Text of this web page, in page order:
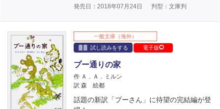
発売日：2018年07月24日
判型：文庫判
一般文庫（海外）
試し読みをする
電子版
プー通りの家
作 Ａ．Ａ．ミルン
訳 森 絵都
話題の新訳「プーさん」に待望の完結編が登